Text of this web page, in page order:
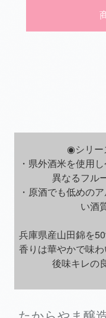
◉シリー
・県外酒米を使用
異なるフル
・原酒でも低めの
い酒
兵庫県産山田錦を
香りは華やかで味
後味キレの